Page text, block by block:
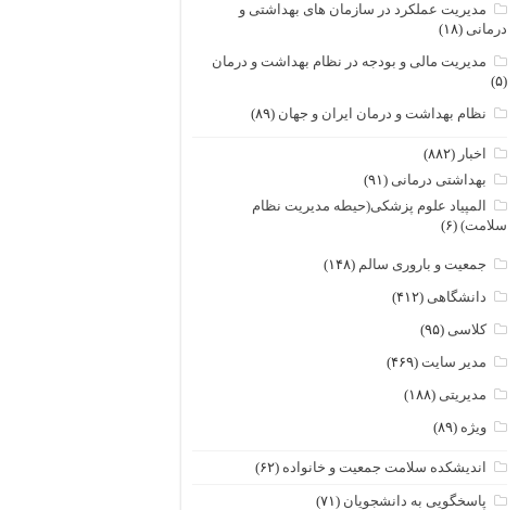
مدیریت عملکرد در سازمان های بهداشتی و
درمانی (۱۸)
مدیریت مالی و بودجه در نظام بهداشت و درمان
(۵)
نظام بهداشت و درمان ایران و جهان (۸۹)
اخبار (۸۸۲)
بهداشتی درمانی (۹۱)
المپیاد علوم پزشکی(حیطه مدیریت نظام
سلامت) (۶)
جمعیت و باروری سالم (۱۴۸)
دانشگاهی (۴۱۲)
کلاسی (۹۵)
مدیر سایت(۴۶۹)
مدیریتی (۱۸۸)
ویژه (۸۹)
اندیشکده سلامت جمعیت و خانواده (۶۲)
پاسخگویی به دانشجویان (۷۱)